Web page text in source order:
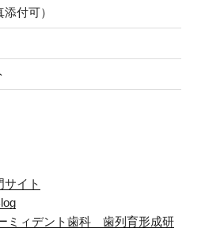
付可）
サイト
ミィデント歯科 歯列育形成研